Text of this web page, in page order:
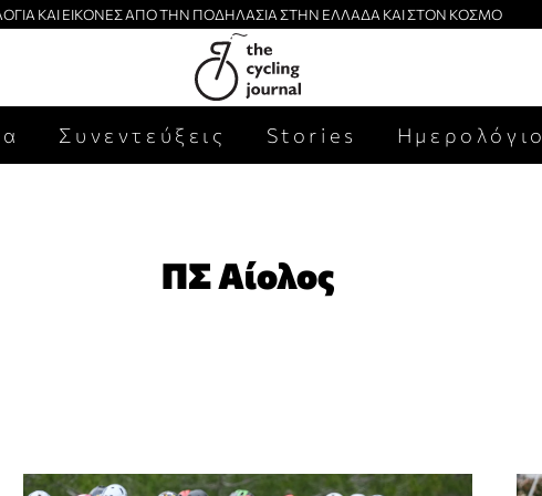
ΚΑΙ ΕΙΚΟΝΕΣ ΑΠΟ ΤΗΝ ΠΟΔΗΛΑΣΙΑ ΣΤΗΝ ΕΛΛΑΔΑ ΚΑΙ ΣΤΟΝ ΚΟΣΜΟ
Συνεντεύξεις Stories Ημερολόγιο
ΠΣ Αίολος